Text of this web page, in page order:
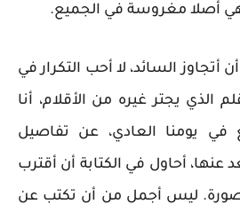
أصلا مغروسة في الجميع.
أتجاوز السائد، لا أحب التكرار في
الذي يجتر غيره من الأقلام، أنا
يومنا العادي، عن تفاصيل
أحاول في الكتابة أن أقترب
ليس أجمل من أن تكتب عن